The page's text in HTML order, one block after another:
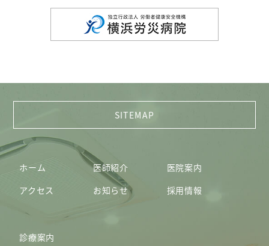
ホーム 医師紹介
医院案内
アクセス
お知らせ 採用情報
診療案内